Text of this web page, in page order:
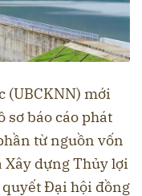
(UBCKNN) mới
sơ báo cáo phát
từ nguồn vốn
Xây dựng Thủy lợi
Đại hội đồng